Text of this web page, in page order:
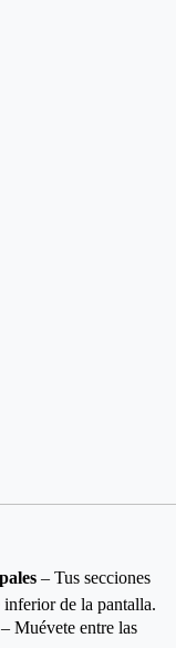
– Tus secciones
inferior de la pantalla.
– Muévete entre las